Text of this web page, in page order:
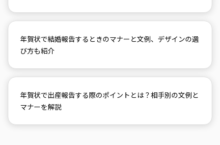
年賀状で結婚報告するときのマナーと文例、デザインの選
び方も紹介
年賀状で出産報告する際のポイントとは？相手別の文例と
マナーを解説